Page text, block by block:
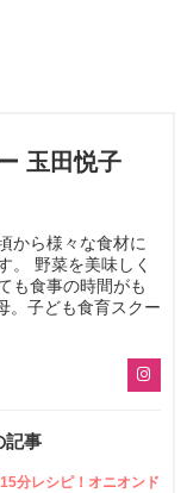
玉田悦子
から様々な食材に
。 野菜を美味しく
も食事の時間がも
。子ども食育スクー
記事
分レシピ！オニオンド